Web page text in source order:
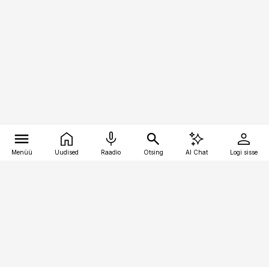
Menüü Uudised Raadio Otsing AI Chat Logi sisse